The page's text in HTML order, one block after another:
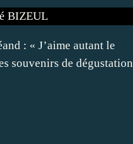
: « J’aime autant le
souvenirs de dégustation